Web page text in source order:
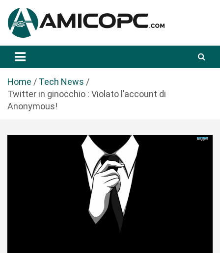
a
Amicopc.com
Home
Tech News
Twitter in ginocchio : Violato l’account di
Anonymous!